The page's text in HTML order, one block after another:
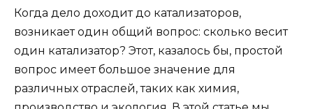
Когда дело доходит до катализаторов,
возникает один общий вопрос: сколько весит
один катализатор? Этот, казалось бы, простой
вопрос имеет большое значение для
различных отраслей, таких как химия,